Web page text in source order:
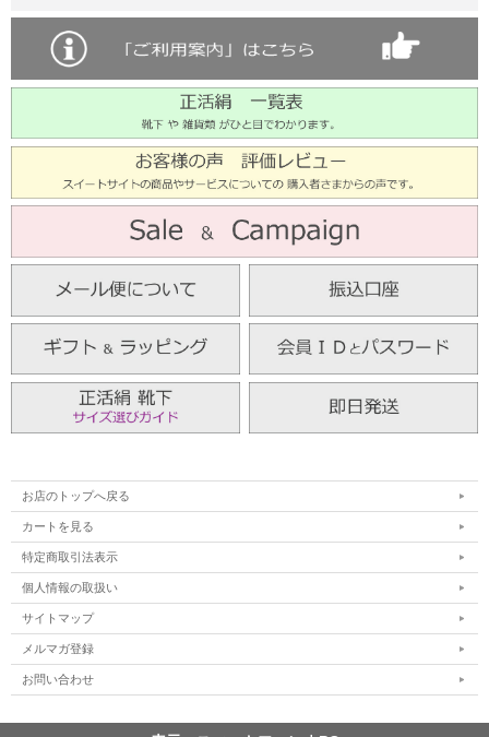
お店のトップへ戻る
カートを見る
特定商取引法表示
個人情報の取扱い
サイトマップ
メルマガ登録
お問い合わせ